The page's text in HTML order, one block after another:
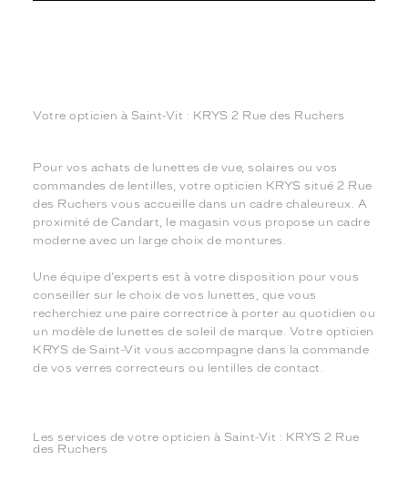
Votre opticien à Saint-Vit : KRYS 2 Rue des Ruchers
Pour vos achats de lunettes de vue, solaires ou vos
commandes de lentilles, votre opticien KRYS situé 2 Rue
des Ruchers vous accueille dans un cadre chaleureux. A
proximité de Candart, le magasin vous propose un cadre
moderne avec un large choix de montures.
Une équipe d’experts est à votre disposition pour vous
conseiller sur le choix de vos lunettes, que vous
recherchiez une paire correctrice à porter au quotidien ou
un modèle de lunettes de soleil de marque. Votre opticien
KRYS de Saint-Vit vous accompagne dans la commande
de vos verres correcteurs ou lentilles de contact.
Les services de votre opticien à Saint-Vit : KRYS 2 Rue
des Ruchers